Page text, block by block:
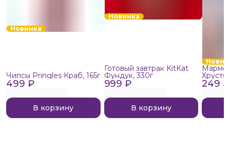
Новинка
499 ₽
Чипсы Pringles Краб, 165г
В корзину
Новинка
999 ₽
Готовый завтрак KitKat
Фундук, 330г
В корзину
249 ₽